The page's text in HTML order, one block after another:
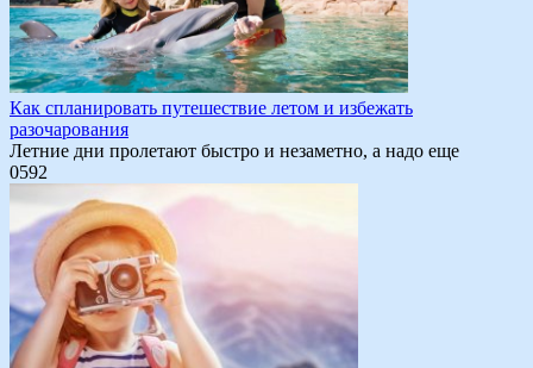
Как спланировать путешествие летом и избежать
разочарования
Летние дни пролетают быстро и незаметно, а надо еще
0592